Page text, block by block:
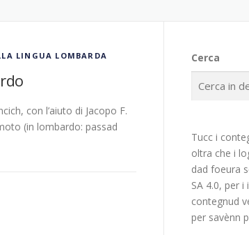
LINGUA LOMBARDA
con l’aiuto di Jacopo F.
(in lombardo: passad
Cerca
Tucc i
oltra che i
dad foeura
SA 4.0, per
contegnud
per savènn